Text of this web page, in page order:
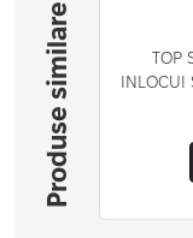
Produse similare
TOP SMART
INLOCUI